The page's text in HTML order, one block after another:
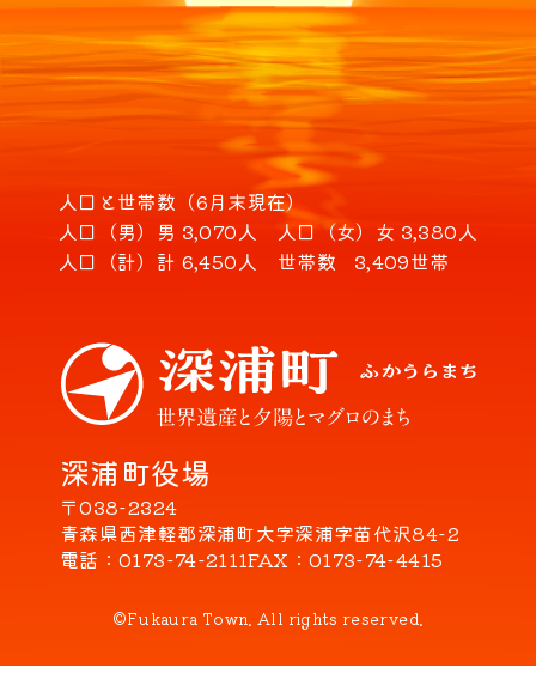
深浦町役場
〒038-2324
青森県西津軽郡深浦町大字深浦字苗代沢84-2
電話
0173-74-2111FAX 0173-74-4415
人口と世帯数（6月末現在）
人口（男） 男 3,070人 人口（女） 女 3,380人
人口（計） 計 6,450人 世帯数 3,409世帯
©Fukaura Town. All rights reserved.